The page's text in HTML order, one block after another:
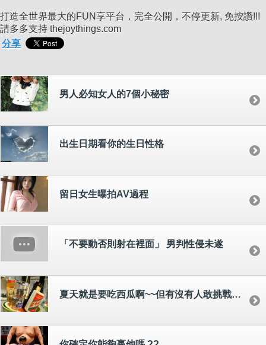
打造全世界最大的FUN享平台，完全公開，不停更新, 免按讚!!!
請多多支持 thejoythings.com
分享
男人必知女人的7個小秘密
出生日期看你的生日性格
留日女生曝拍AV過程
「不要動否則射在裡面」 男判性侵未遂
夏天就是要吃西瓜啊~~但有沒有人敢挑戰一下這個吃法！！！